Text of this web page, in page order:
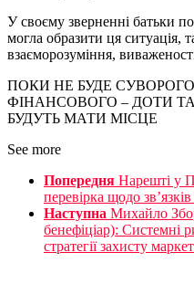
У своєму зверненні батьки
могла образити ця ситуація,
взаєморозуміння,
ПОКИ НЕ БУДЕ
ФІНАНСОВОГО – ДОТИ
БУДУТЬ МАТИ МІСЦЕ
See more
Попередня Нарешті у
перевірка щодо
Наступна Михайло
бенефіціар): Системні
стратегії захисту